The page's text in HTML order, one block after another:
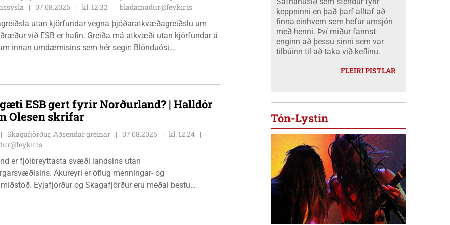
07.08.2026 kl. 12.32
bladamadur@feykir.is
utan kjörfundar vegna þjóðaratkvæðagreiðslu um
er hafin. Greiða má atkvæði utan kjörfundar á
innan umdæmisins sem hér segir: Blönduósi,
- 15:00. Hvammstanga, ráðhúsi Húnaþings vestra að
og föstudaga kl. 10:00 - 12:00. Skagaströnd,
að Túnbraut 1-3, Skagaströnd, mánudaga -
kl. 09:00 - 12:00 og 13:00 - 15:00, frá og með
17. ágúst 2026.
ESB gert fyrir Norðurland? | Halldór
Olesen skrifar
Skagafjörður, Aðsendar greinar 07.08.2026
kl. 12.24
er fjölbreyttasta svæði landsins utan
Akureyri er öflug menningar- og
Eyjafjörður og Skagafjörður eru meðal bestu
og nýsköpun.
keppninni en það þarf alltaf að
finna einhvern sem hefur umsjón
með henni. Því miður fannst
enginn að þessu sinni sem var
tilbúinn til að taka við keflinu.
FLEIRI PISTLAR
Tón-Lystin